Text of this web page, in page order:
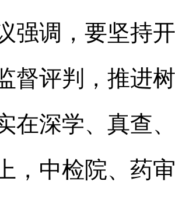
调，要坚持开
督评判，推进
在深学、真查
中检院、药审